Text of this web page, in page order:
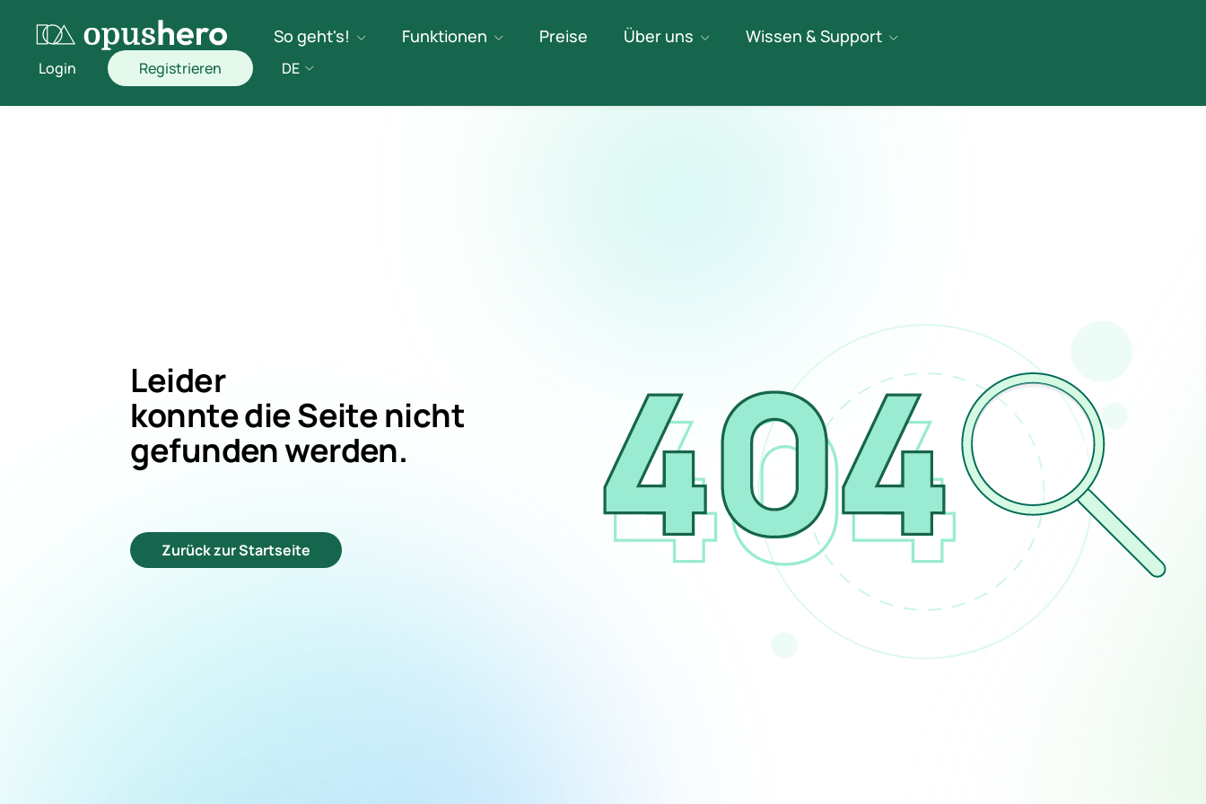
So geht's! Funktionen Preise Über uns Wissen & Support
Login Registrieren DE
Leider
konnte die Seite nicht
gefunden werden.
Zurück zur Startseite